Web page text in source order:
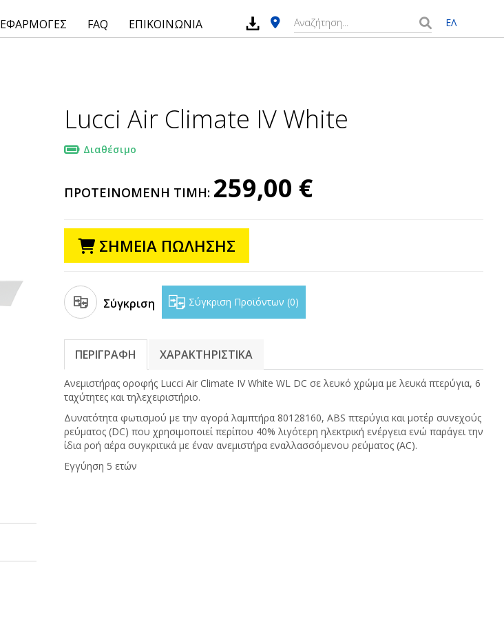
ΕΦΑΡΜΟΓΕΣ FAQ ΕΠΙΚΟΙΝΩΝΙΑ ΕΛ
Lucci Air Climate IV White
Διαθέσιμο
ΠΡΟΤΕΙΝΟΜΕΝΗ ΤΙΜΗ: 259,00 €
ΣΗΜΕΙΑ ΠΩΛΗΣΗΣ
Σύγκριση Σύγκριση Προϊόντων 0
ΠΕΡΙΓΡΑΦΗ ΧΑΡΑΚΤΗΡΙΣΤΙΚΑ
Ανεμιστήρας οροφής Lucci Air Climate IV White WL DC σε λευκό χρώμα με λευκά πτερύγια, 6
ταχύτητες και τηλεχειριστήριο.
Δυνατότητα φωτισμού με την αγορά λαμπτήρα 80128160, ABS πτερύγια και μοτέρ συνεχούς
ρεύματος (DC) που χρησιμοποιεί περίπου 40% λιγότερη ηλεκτρική ενέργεια ενώ παράγει την
ίδια ροή αέρα συγκριτικά με έναν ανεμιστήρα εναλλασσόμενου ρεύματος (AC).
Εγγύηση 5 ετών